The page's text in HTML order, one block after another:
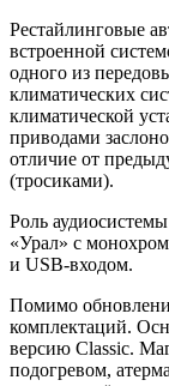
Рестайлинговые
встроенной
одного из
климатических
климатической
приводами
отличие от
(тросиками).
Роль
«Урал» с
и USB-входом.
Помимо
комплектаций.
версию Classic.
подогревом,